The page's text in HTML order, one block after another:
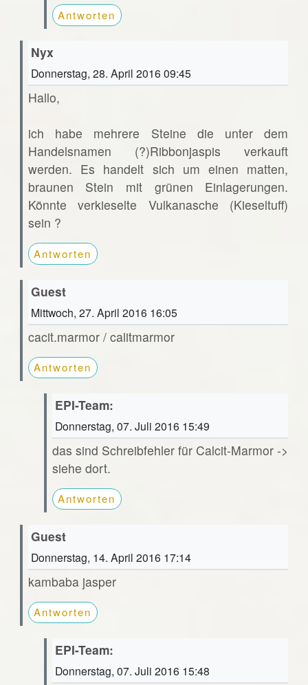
Antworten
Nyx
Donnerstag, 28. April 2016 09:45
Hallo,
ich habe mehrere Steine die unter dem
Handelsnamen (?)Ribbonjaspis verkauft
werden. Es handelt sich um einen matten,
braunen Stein mit grünen Einlagerungen.
Könnte verkieselte Vulkanasche (Kieseltuff)
sein ?
Antworten
Guest
Mittwoch, 27. April 2016 16:05
cacit.marmor / calitmarmor
Antworten
EPI-Team:
Donnerstag, 07. Juli 2016 15:49
das sind Schreibfehler für Calcit-Marmor ->
siehe dort.
Antworten
Guest
Donnerstag, 14. April 2016 17:14
kambaba jasper
Antworten
EPI-Team:
Donnerstag, 07. Juli 2016 15:48